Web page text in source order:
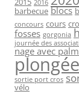
2016
barbecue blocs
concours cours
fosses gorgonia
journée des
nage avec
plongée
sortie port cros
vélo